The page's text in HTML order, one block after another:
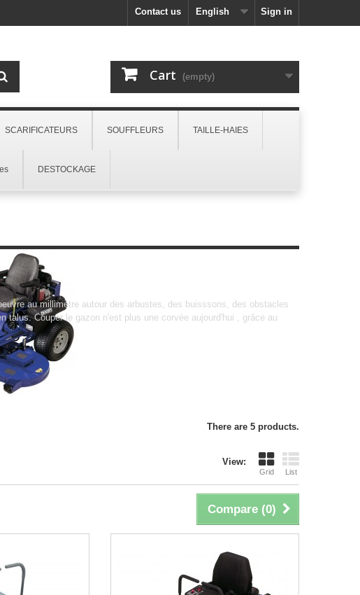
Sign in
English
Contact us
Cart (empty)
SCARIFICATEURS SOUFFLEURS TAILLE-HAIES
DESTOCKAGE
au millimètre autour des arbustes, des buisssons, des obstacles
talus. Couper le gazon n'est plus une corvée aujourd'hui , grâce au
There are 5 products.
View:
Grid List
Compare (0)